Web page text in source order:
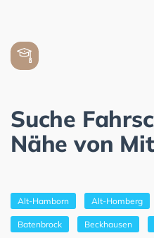
Suche
Nähe von
Alt-Hamborn Alt-Homberg
Batenbrock Beckhausen